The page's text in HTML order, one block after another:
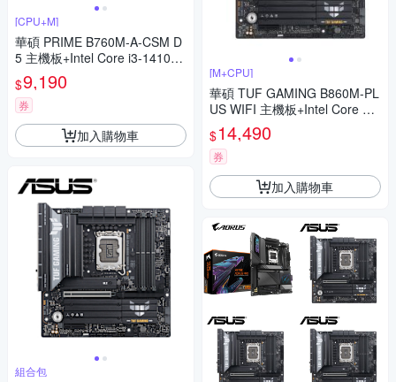
[CPU+M]
華碩 PRIME B760M-A-CSM D
5 主機板+Intel Core i3-14100
【4核8緒】處理器(M+C組合
包)
$9,190
券
加入購物車
組合包
[M+CPU]
華碩 TUF GAMING B860M-PL
US WIFI 主機板+Intel Core Ult
ra 5 235【14核】
$14,490
券
加入購物車